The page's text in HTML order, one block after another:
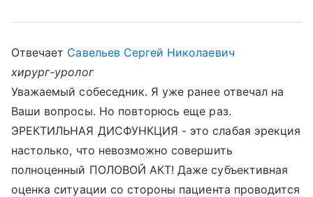
Отвечает Савельев Сергей Николаевич
хирург-уролог
Уважаемый собеседник. Я уже ранее отвечал на
Ваши вопросы. Но повторюсь еще раз.
ЭРЕКТИЛЬНАЯ ДИСФУНКЦИЯ - это слабая эрекция
настолько, что невозможно совершить
полноценный ПОЛОВОЙ АКТ! Даже субъективная
оценка ситуации со стороны пациента проводится